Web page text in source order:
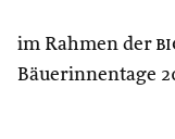
im Rahmen der
Bäuerinnentage